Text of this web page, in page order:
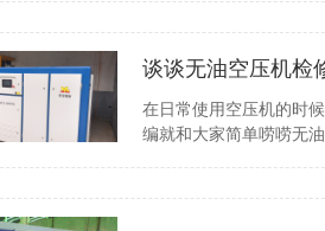
谈谈无油空压机检
在日常使用空压机的时
编就和大家简单唠唠无